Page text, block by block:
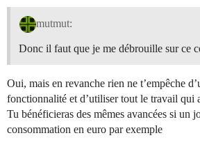
mutmut:
Donc il faut que je me débrouille sur ce
Oui, mais en revanche rien ne t’empêche
fonctionnalité et d’utiliser tout le travail qui
Tu bénéficieras des mêmes avancées si un
consommation en euro par exemple